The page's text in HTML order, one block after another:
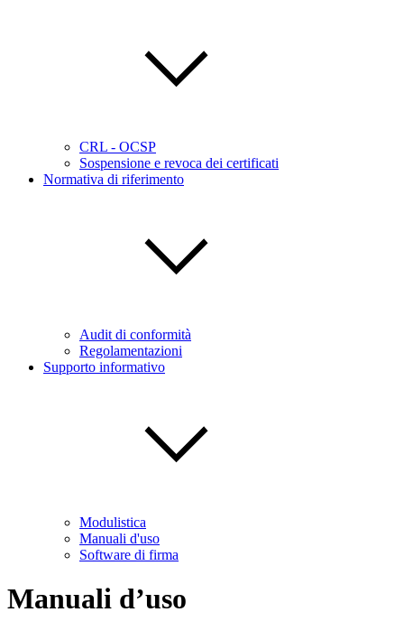
CRL - OCSP
Sospensione e revoca dei certificati
Normativa di riferimento
Audit di conformità
Regolamentazioni
Supporto informativo
Modulistica
Manuali d'uso
Software di firma
Manuali d’uso